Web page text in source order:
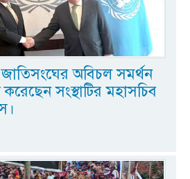
জাতিসংঘের অবিচল সমর্থন
সংস্থাটির মহাসচিব